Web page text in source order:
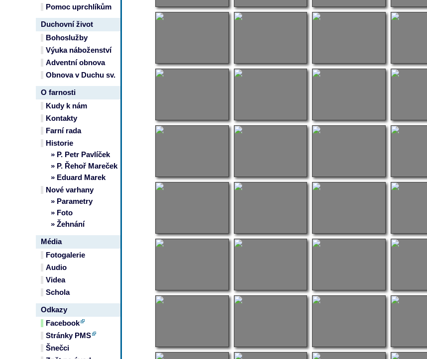
Pomoc uprchlíkům
Duchovní život
Bohoslužby
Výuka náboženství
Adventní obnova
Obnova v Duchu sv.
O farnosti
Kudy k nám
Kontakty
Farní rada
Historie
» P. Petr Pavlíček
» P. Řehoř Mareček
» Eduard Marek
Nové varhany
» Parametry
» Foto
» Žehnání
Média
Fotogalerie
Audio
Videa
Schola
Odkazy
Facebook
Stránky PMS
Šnečci